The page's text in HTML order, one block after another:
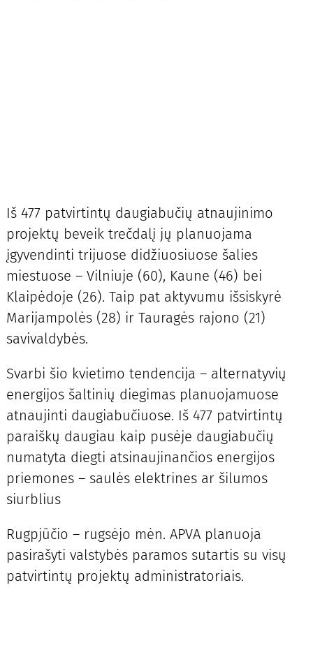
Iš 477 patvirtintų daugiabučių atnaujinimo
projektų beveik trečdalį jų planuojama
įgyvendinti trijuose didžiuosiuose šalies
miestuose – Vilniuje (60), Kaune (46) bei
Klaipėdoje (26). Taip pat aktyvumu išsiskyrė
Marijampolės (28) ir Tauragės rajono (21)
savivaldybės.
Svarbi šio kvietimo tendencija – alternatyvių
energijos šaltinių diegimas planuojamuose
atnaujinti daugiabučiuose. Iš 477 patvirtintų
paraiškų daugiau kaip pusėje daugiabučių
numatyta diegti atsinaujinančios energijos
priemones – saulės elektrines ar šilumos
siurblius
Rugpjūčio – rugsėjo mėn. APVA planuoja
pasirašyti valstybės paramos sutartis su visų
patvirtintų projektų administratoriais.